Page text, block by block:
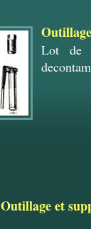
Lot de
Outillage et